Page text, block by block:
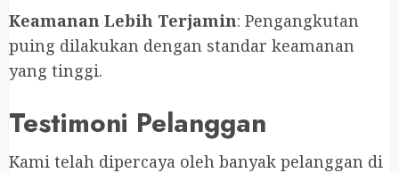
Keamanan Lebih Terjamin: Pengangkutan
puing dilakukan dengan standar keamanan
yang tinggi.
Testimoni Pelanggan
Kami telah dipercaya oleh banyak pelanggan di